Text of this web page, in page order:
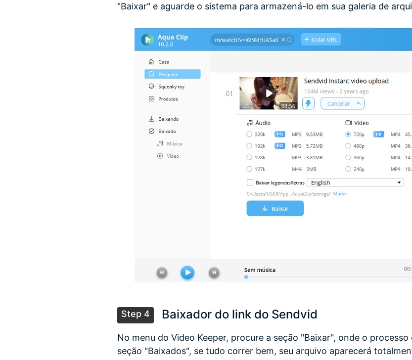
"Baixar" e aguarde o sistema para armazená-lo em sua galeria de
Step 4 Baixador do link do Sendvid
No menu do Video Keeper, procure a seção "Baixar", onde o
seção "Baixados", se tudo correr bem, seu arquivo aparecerá